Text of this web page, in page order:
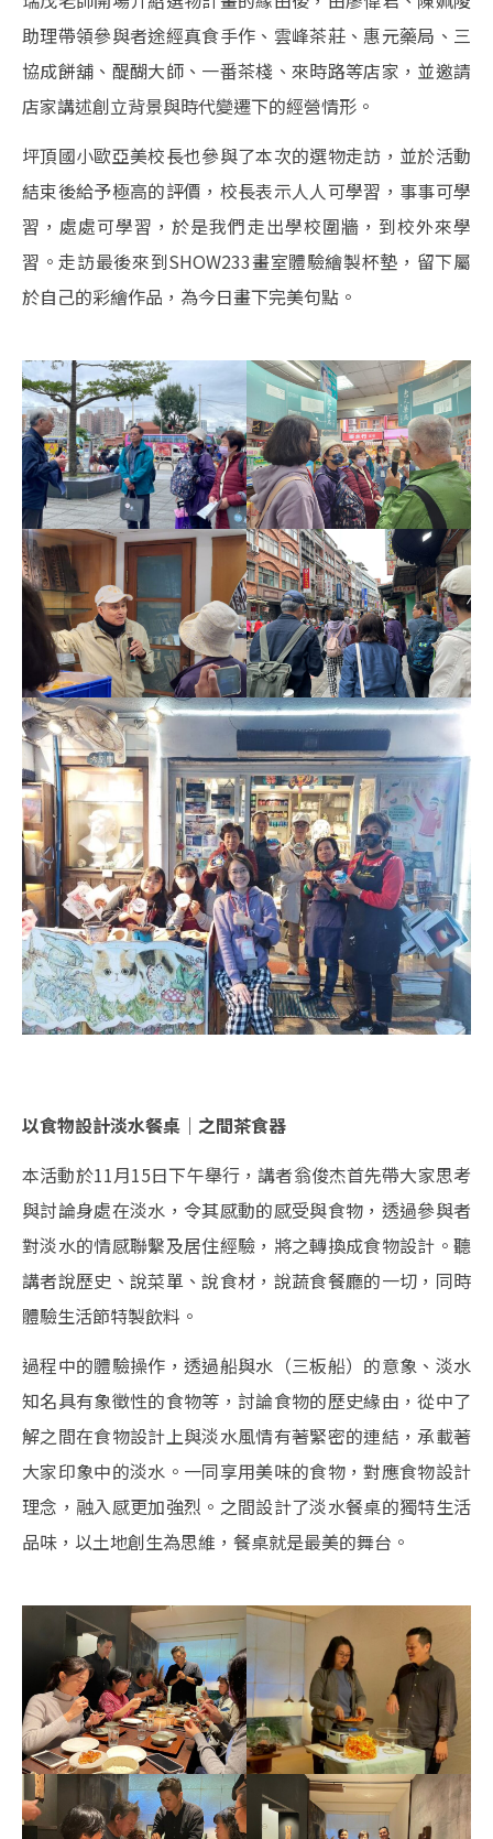
助理帶領參與者途經真食手作、雲峰茶莊、惠元藥局、三
協成餅舖、醍醐大師、一番茶棧、來時路等店家，並邀請
店家講述創立背景與時代變遷下的經營情形。
坪頂國小歐亞美校長也參與了本次的選物走訪，並於活動
結束後給予極高的評價，校長表示人人可學習，事事可學
習，處處可學習，於是我們走出學校圍牆，到校外來學
習。走訪最後來到SHOW233畫室體驗繪製杯墊，留下屬
於自己的彩繪作品，為今日畫下完美句點。
以食物設計淡水餐桌｜之間茶食器
本活動於11月15日下午舉行，講者翁俊杰首先帶大家思考
與討論身處在淡水，令其感動的感受與食物，透過參與者
對淡水的情感聯繫及居住經驗，將之轉換成食物設計。聽
講者說歷史、說菜單、說食材，說蔬食餐廳的一切，同時
體驗生活節特製飲料。
過程中的體驗操作，透過船與水（三板船）的意象、淡水
知名具有象徵性的食物等，討論食物的歷史緣由，從中了
解之間在食物設計上與淡水風情有著緊密的連結，承載著
大家印象中的淡水。一同享用美味的食物，對應食物設計
理念，融入感更加強烈。之間設計了淡水餐桌的獨特生活
品味，以土地創生為思維，餐桌就是最美的舞台。